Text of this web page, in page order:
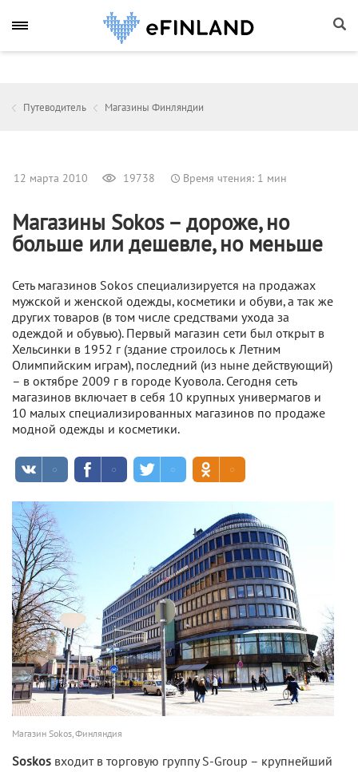
Путеводитель Магазины Финляндии
12 марта 2010 19738 Время чтения: 1 мин
Магазины Sokos – дороже, но
больше или дешевле, но меньше
Сеть магазинов Sokos специализируется на продажах
мужской и женской одежды, косметики и обуви, а так же
других товаров (в том числе средствами ухода за
одеждой и обувью). Первый магазин сети был открыт в
Хельсинки в 1952 г (здание строилось к Летним
Олимпийским играм), последний (из ныне действующий)
– в октябре 2009 г в городе Куовола. Сегодня сеть
магазинов включает в себя 10 крупных универмагов и
10 малых специализированных магазинов по продаже
модной одежды и косметики.
Магазин Sokos, Финляндия
Soskos входит в торговую группу S-Group – крупнейший